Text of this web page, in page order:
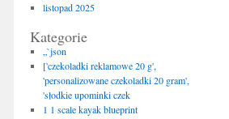
listopad 2025
Kategorie
„`json
['czekoladki reklamowe 20 g',
'personalizowane czekoladki 20 gram',
'słodkie upominki czek
1 1 scale kayak blueprint